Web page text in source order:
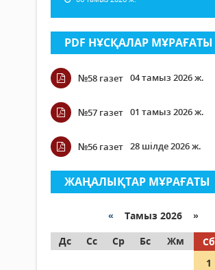
PDF НҰСҚАЛАР МҰРАҒАТЫ
№58 газет 04 тамыз 2026 ж.
№57 газет 01 тамыз 2026 ж.
№56 газет 28 шілде 2026 ж.
ЖАҢАЛЫҚТАР МҰРАҒАТЫ
« Тамыз 2026 »
Дс
Сс Ср Бс Жм Сб
1